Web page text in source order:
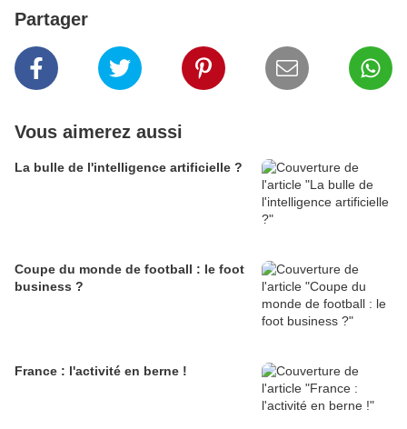
Partager
Vous aimerez aussi
La bulle de l'intelligence artificielle ?
Coupe du monde de football : le foot
business ?
France : l'activité en berne !